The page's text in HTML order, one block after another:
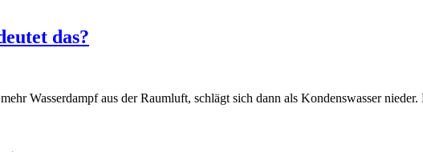
das?
Wasserdampf aus der Raumluft, schlägt sich dann als Kondenswasser